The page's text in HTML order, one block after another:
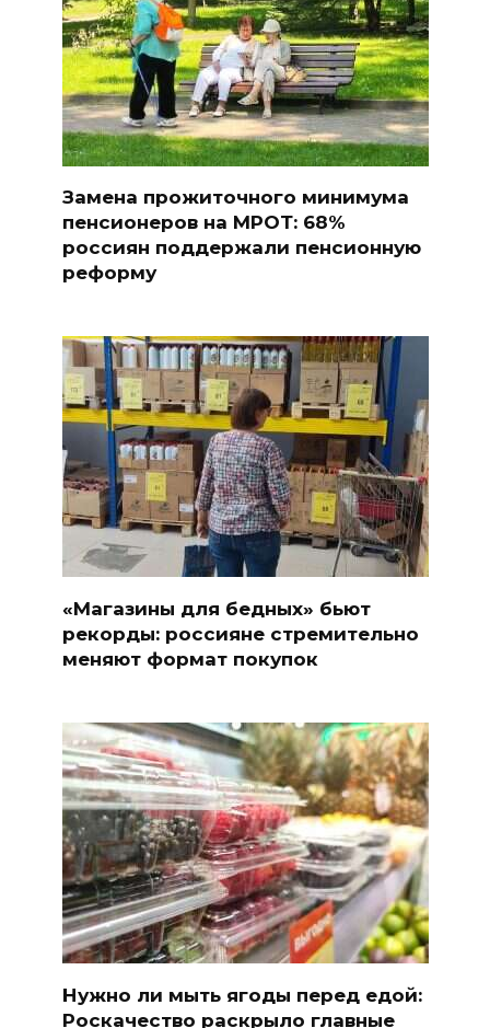
Замена прожиточного минимума
пенсионеров на МРОТ: 68%
россиян поддержали пенсионную
реформу
«Магазины для бедных» бьют
рекорды: россияне стремительно
меняют формат покупок
Нужно ли мыть ягоды перед едой:
Роскачество раскрыло главные